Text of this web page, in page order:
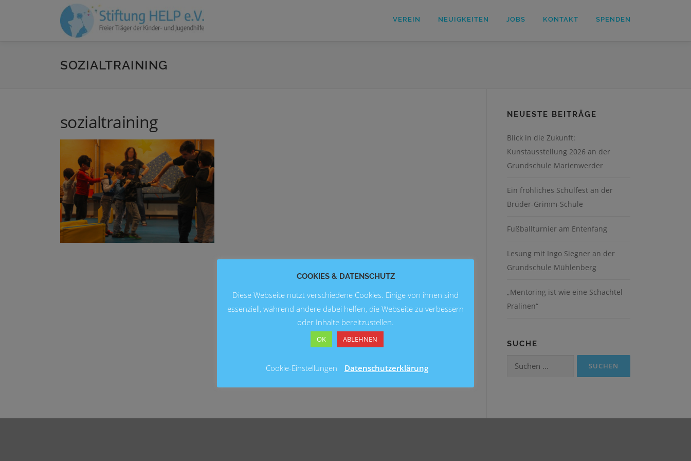
VEREIN NEUIGKEITEN JOBS KONTAKT SPENDEN
SOZIALTRAINING
sozialtraining NEUESTE BEITRÄGE
Blick in die Zukunft:
Kunstausstellung 2026 an der
Grundschule Marienwerder
Ein fröhliches Schulfest an der
Brüder-Grimm-Schule
Fußballturnier am Entenfang
Lesung mit Ingo Siegner an der
Grundschule Mühlenberg
„Mentoring ist wie eine Schachtel
Pralinen“
SUCHE
Suchen
COOKIES & DATENSCHUTZ
Diese Webseite nutzt verschiedene Cookies. Einige von ihnen sind
essenziell, während andere dabei helfen, die Webseite zu verbessern
oder Inhalte bereitzustellen.
OK ABLEHNEN
Cookie-Einstellungen Datenschutzerklärung